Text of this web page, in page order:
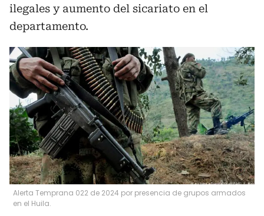
ilegales y aumento del sicariato en el
departamento.
Alerta Temprana 022 de 2024 por presencia de grupos armados
en el Huila.